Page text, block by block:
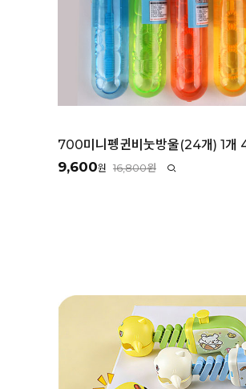
700미니펭귄비눗방울(24개) 1개
9,600원 16,800원